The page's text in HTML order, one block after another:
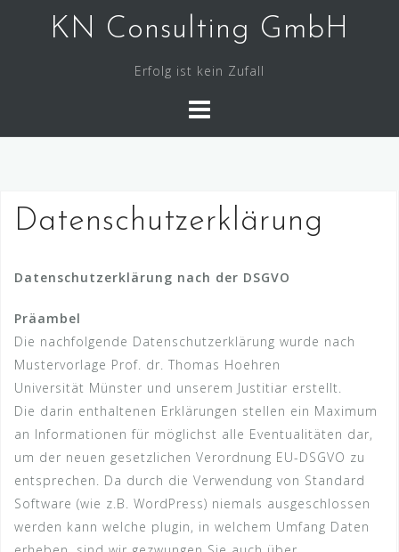
KN Consulting GmbH
Erfolg ist kein Zufall
Datenschutzerklärung
Datenschutzerklärung nach der DSGVO
Präambel
Die nachfolgende Datenschutzerklärung wurde nach
Mustervorlage Prof. dr. Thomas Hoehren
Universität Münster und unserem Justitiar erstellt.
Die darin enthaltenen Erklärungen stellen ein Maximum
an Informationen für möglichst alle Eventualitäten dar,
um der neuen gesetzlichen Verordnung EU-DSGVO zu
entsprechen. Da durch die Verwendung von Standard
Software (wie z.B. WordPress) niemals ausgeschlossen
werden kann welche plugin, in welchem Umfang Daten